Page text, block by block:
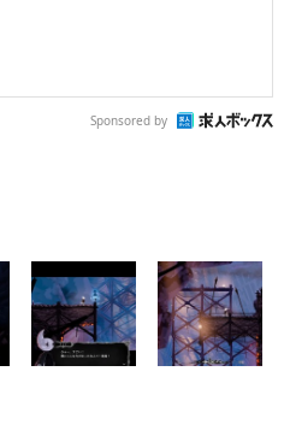
Sponsored by